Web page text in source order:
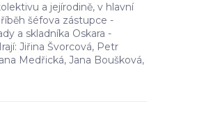
a jejírodině, v hlavní
šéfova zástupce -
a skladníka Oskara -
Jiřina Švorcová, Petr
Medřická, Jana Boušková,